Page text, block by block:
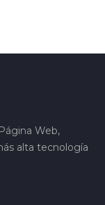
Web,
alta tecnología